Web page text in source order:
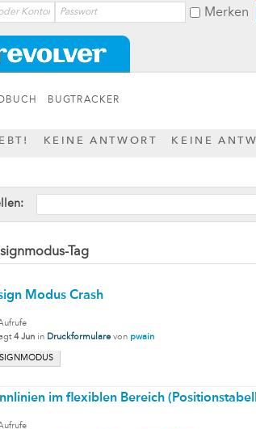
Merken
BUGTRACKER
KEINE ANTWORT KEINE
Tag
Modus Crash
4 Jun in Druckformulare von pwain
im flexiblen Bereich